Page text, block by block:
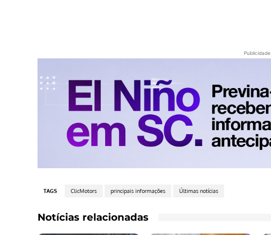
Publicidade
TAGS ClicMotors principais informações Últimas notícias
Notícias relacionadas